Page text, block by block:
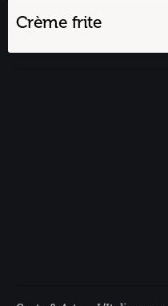
Crème frite